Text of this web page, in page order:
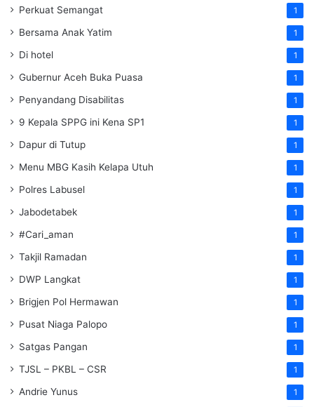
Perkuat Semangat 1
Bersama Anak Yatim 1
Di hotel 1
Gubernur Aceh Buka Puasa 1
Penyandang Disabilitas 1
9 Kepala SPPG ini Kena SP1 1
Dapur di Tutup 1
Menu MBG Kasih Kelapa Utuh 1
Polres Labusel 1
Jabodetabek 1
#Cari_aman 1
Takjil Ramadan 1
DWP Langkat 1
Brigjen Pol Hermawan 1
Pusat Niaga Palopo 1
Satgas Pangan 1
TJSL – PKBL – CSR 1
Andrie Yunus 1